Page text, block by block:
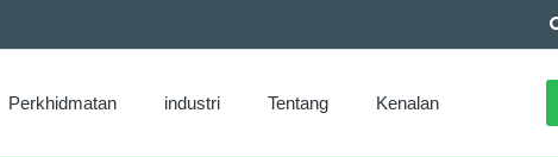
Perkhidmatan industri Tentang Kenalan